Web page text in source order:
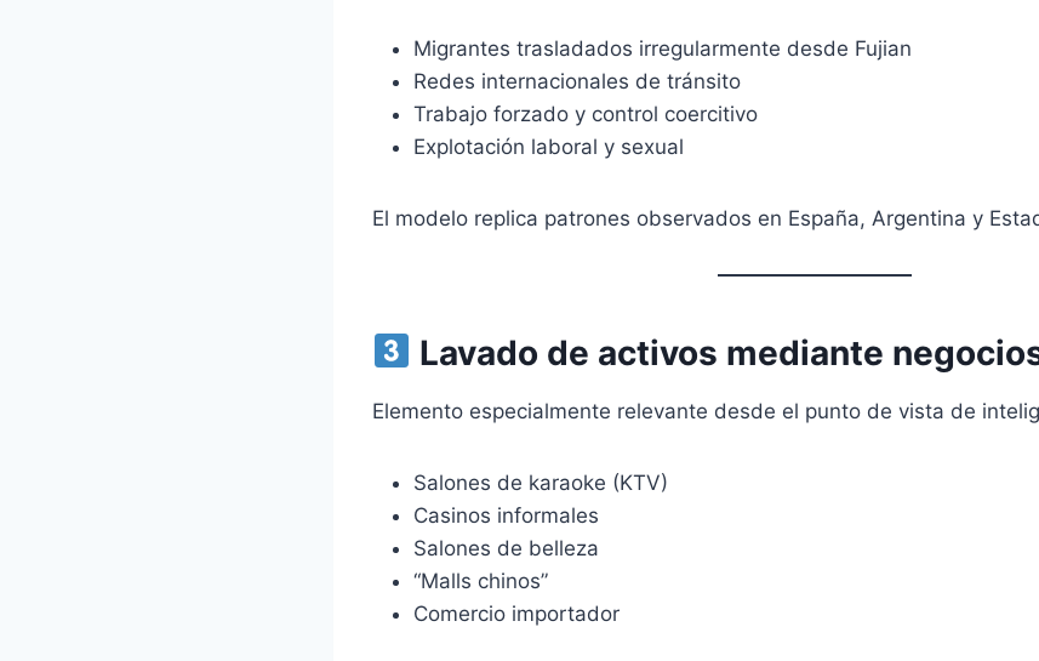
Migrantes trasladados irregularmente desde Fujian
Redes internacionales de tránsito
Trabajo forzado y control coercitivo
Explotación laboral y sexual
El modelo replica patrones observados en España, Argentina y
Lavado de activos mediante
Elemento especialmente relevante desde el punto de vista de
Salones de karaoke (KTV)
Casinos informales
Salones de belleza
“Malls chinos”
Comercio importador